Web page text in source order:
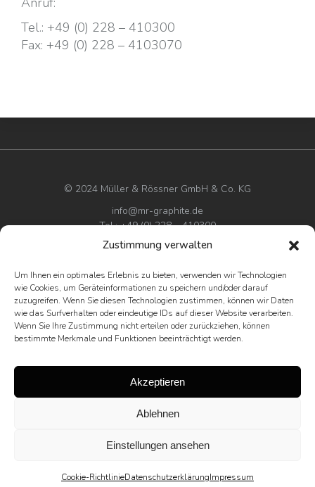
Zustimmung verwalten
Um Ihnen ein optimales Erlebnis zu bieten, verwenden wir Technologien
wie Cookies, um Geräteinformationen zu speichern und/oder darauf
zuzugreifen. Wenn Sie diesen Technologien zustimmen, können wir Daten
wie das Surfverhalten oder eindeutige IDs auf dieser Website verarbeiten.
Wenn Sie Ihre Zustimmung nicht erteilen oder zurückziehen, können
bestimmte Merkmale und Funktionen beeinträchtigt werden.
Akzeptieren
Ablehnen
Einstellungen ansehen
Cookie-RichtlinieDatenschutzerklärungImpressum
Tel.: +49 (0) 228 – 410300
Fax: +49 (0) 228 – 4103070
© 2024 Müller & Rössner GmbH & Co. KG
info@mr-graphite.de
Tel.: +49 (0) 228 – 410300
Impressum
Datenschutz
AGB